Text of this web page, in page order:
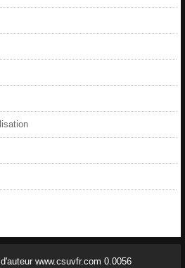
www.csuvfr.com 0.0056